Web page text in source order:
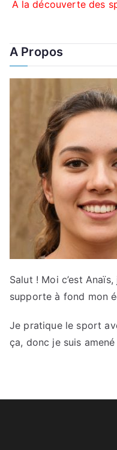
de
l’article
A la découverte des
A Propos
Salut ! Moi c’est
supporte à fond mon
Je pratique le sport
ça, donc je suis